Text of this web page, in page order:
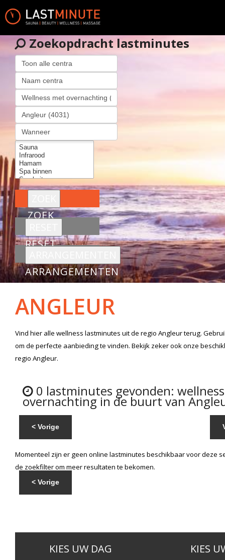
Zoekopdracht lastminutes
ZOEK
RESET
ARRANGEMENTEN
ANGLEUR
Vind hier alle wellness lastminutes uit de regio Angleurterug.
om de perfecte aanbieding te vinden. Bekijk zeker ook onze
regio Angleur.
0 lastminutes gevonden:
overnachting in de buurt van
< Vorige
Momenteel zijn er geen online lastminutes beschikbaar voor deze
de zoekfilter om meer resultaten te bekomen.
< Vorige
KIES UW DAG KIES